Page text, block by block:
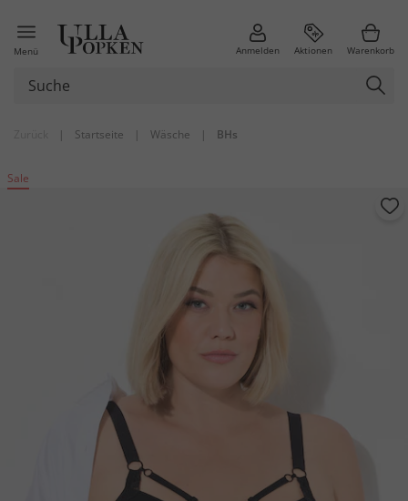
Menü Anmelden Aktionen Warenkorb
| Startseite | Wäsche | BHs
Sale